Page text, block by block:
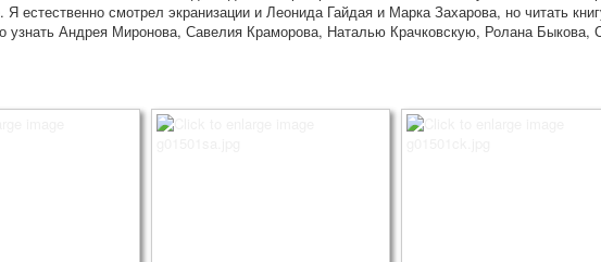
смотрел экранизации и Леонида Гайдая и Марка Захарова, но читать
Андрея Миронова, Савелия Краморова, Наталью Крачковскую, Ролана Быкова,